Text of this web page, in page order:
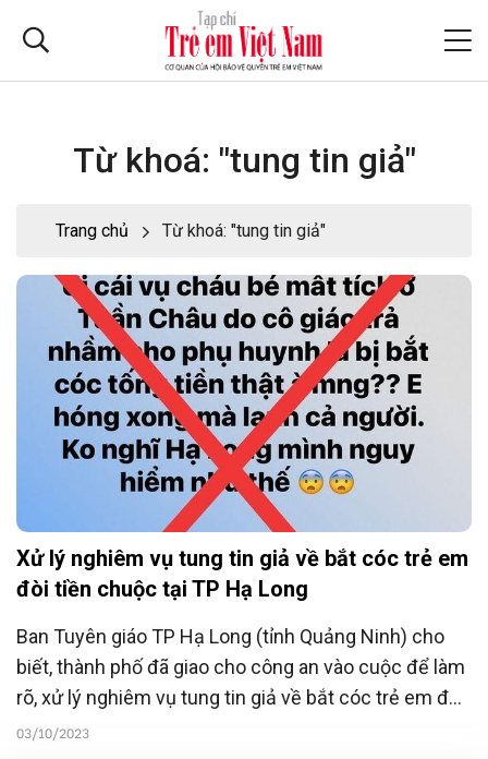
Từ khoá: "tung tin giả"
Trang chủ Từ khoá: "tung tin giả"
Xử lý nghiêm vụ tung tin giả về bắt cóc trẻ em
đòi tiền chuộc tại TP Hạ Long
Ban Tuyên giáo TP Hạ Long (tỉnh Quảng Ninh) cho
biết, thành phố đã giao cho công an vào cuộc để làm
rõ, xử lý nghiêm vụ tung tin giả về bắt cóc trẻ em đòi
tiền chuộc.
03/10/2023